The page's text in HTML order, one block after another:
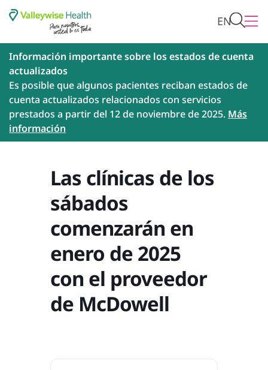
EN
Información importante sobre los estados de cuenta
actualizados
Es posible que algunos pacientes reciban estados de
cuenta actualizados relacionados con servicios
prestados a partir del 12 de noviembre de 2025. Más
información
Las clínicas de los
sábados
comenzarán en
enero de 2025
con el proveedor
de McDowell